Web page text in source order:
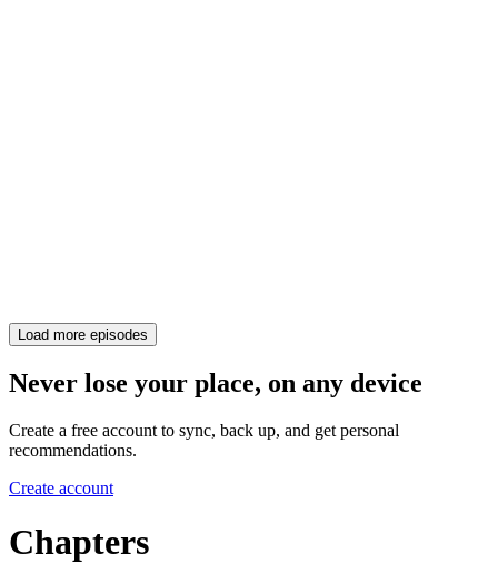
Load more episodes
Never lose your place, on any device
Create a free account to sync, back up, and get personal
recommendations.
Create account
Chapters